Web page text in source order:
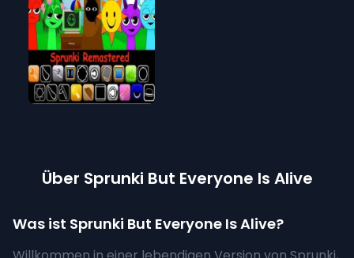
Über Sprunki But Everyone Is Alive
Was ist Sprunki But Everyone Is Alive?